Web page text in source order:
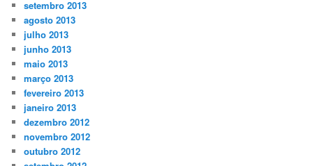
setembro 2013
agosto 2013
julho 2013
junho 2013
maio 2013
março 2013
fevereiro 2013
janeiro 2013
dezembro 2012
novembro 2012
outubro 2012